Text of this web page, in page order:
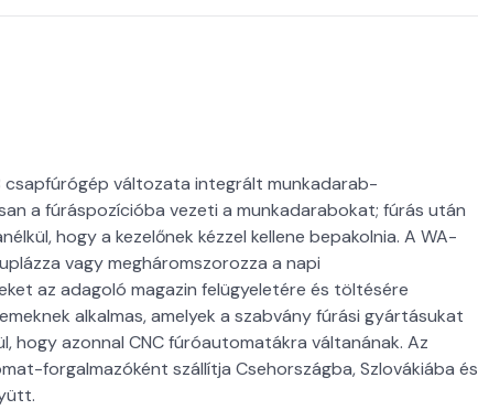
csapfúrógép változata integrált munkadarab-
a fúráspozícióba vezeti a munkadarabokat; fúrás után
hogy a kezelőnek kézzel kellene bepakolnia. A WA-
vagy megháromszorozza a napi
az adagoló magazin felügyeletére és töltésére
alkalmas, amelyek a szabvány fúrási gyártásukat
hogy azonnal CNC fúróautomatákra váltanának. Az
forgalmazóként szállítja Csehországba, Szlovákiába és